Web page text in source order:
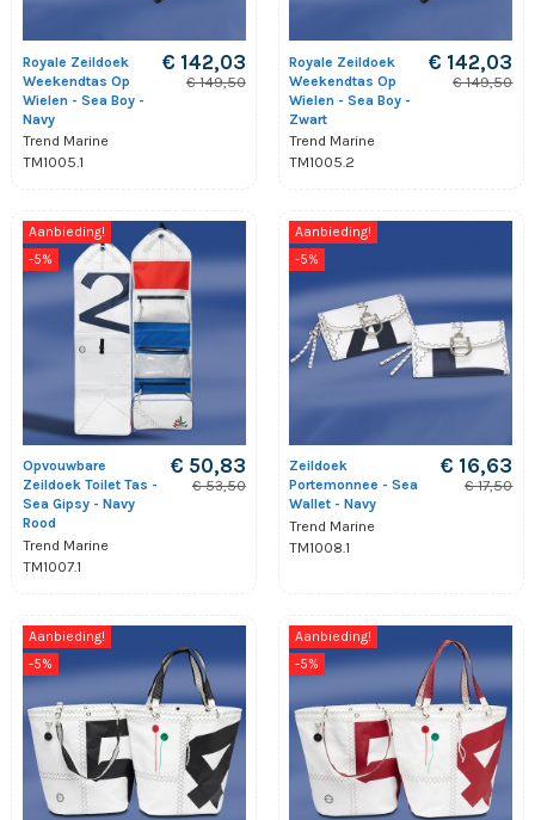
Royale Zeildoek
Weekendtas Op
Wielen - Sea Boy -
Navy
Trend Marine
TM1005.1
€ 142,03
€ 149,50
Royale Zeildoek
Weekendtas Op
Wielen - Sea Boy -
Zwart
Trend Marine
TM1005.2
€ 142,03
€ 149,50
Aanbieding!
-5%
Opvouwbare
Zeildoek Toilet Tas -
Sea Gipsy - Navy
Rood
Trend Marine
TM1007.1
€ 50,83
€ 53,50
Aanbieding!
-5%
Zeildoek
Portemonnee - Sea
Wallet - Navy
Trend Marine
TM1008.1
€ 16,63
€ 17,50
Aanbieding!
-5%
Aanbieding!
-5%